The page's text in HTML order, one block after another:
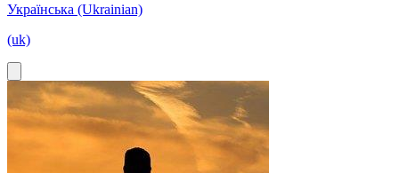
Українська (Ukrainian)
(uk)